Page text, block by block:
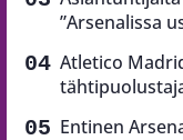
”Arsenalissa
Atletico
Entinen